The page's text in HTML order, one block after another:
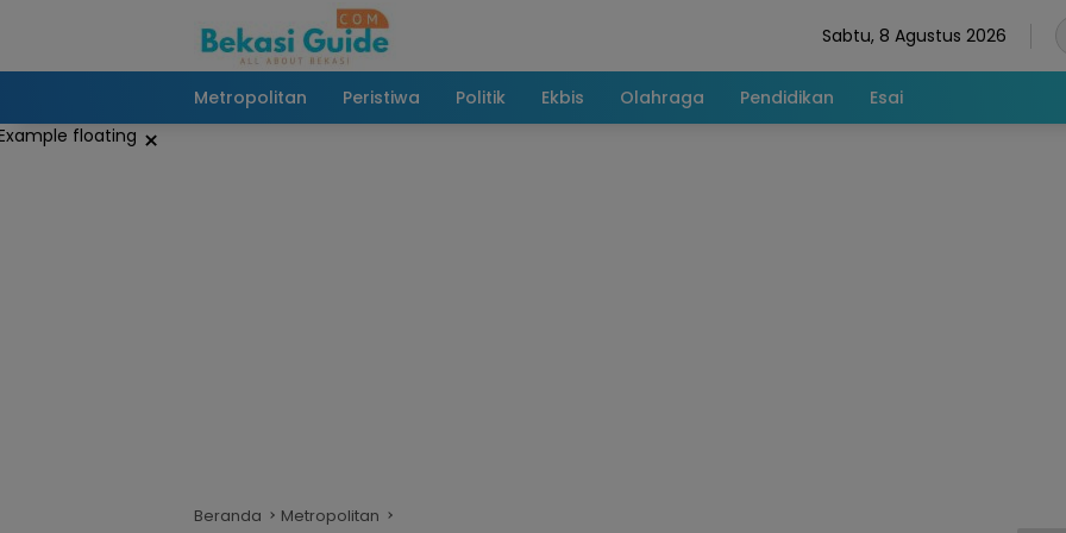
Sabtu, 8 Agustus 2026
Metropolitan Peristiwa Politik Ekbis Olahraga Pendidikan Esai
×
Beranda Metropolitan